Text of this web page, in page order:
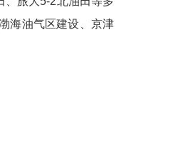
海油气区建设、京津